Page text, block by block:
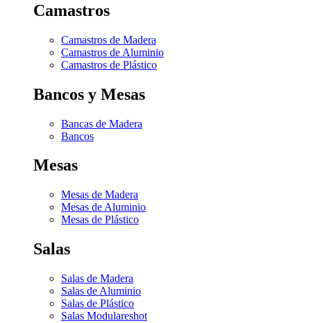
Camastros
Camastros de Madera
Camastros de Aluminio
Camastros de Plástico
Bancos y Mesas
Bancas de Madera
Bancos
Mesas
Mesas de Madera
Mesas de Aluminio
Mesas de Plástico
Salas
Salas de Madera
Salas de Aluminio
Salas de Plástico
Salas Modulareshot